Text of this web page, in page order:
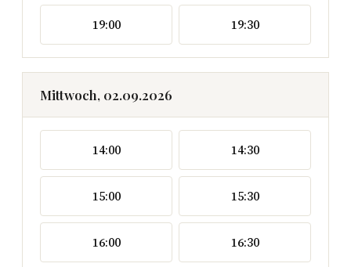
19:00 19:30
Mittwoch, 02.09.2026
14:00 14:30
15:00 15:30
16:00 16:30